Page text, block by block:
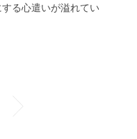
る心遣いが溢れてい